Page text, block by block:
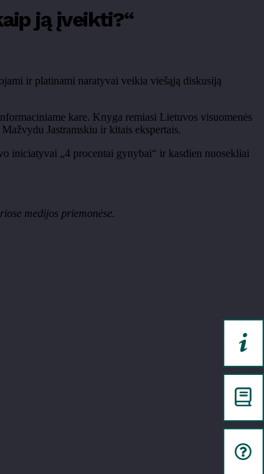
ją įveikti?“
ir platinami naratyvai veikia viešąją diskusiją
kare. Knyga remiasi Lietuvos visuomenės
Jastramskiu ir kitais ekspertais.
iniciatyvai „4 procentai gynybai“ ir kasdien nuosekliai
medijos priemonėse.